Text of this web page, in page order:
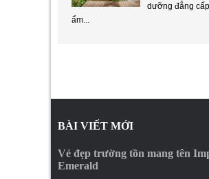
dưỡng đẳng
ẩm...
BÀI VIẾT MỚI
Vẻ đẹp trường tồn mang tên
Emerald